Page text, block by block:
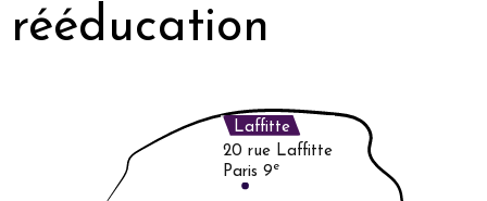
rééducation
Laffitte
20 rue Laffitte
Paris 9e